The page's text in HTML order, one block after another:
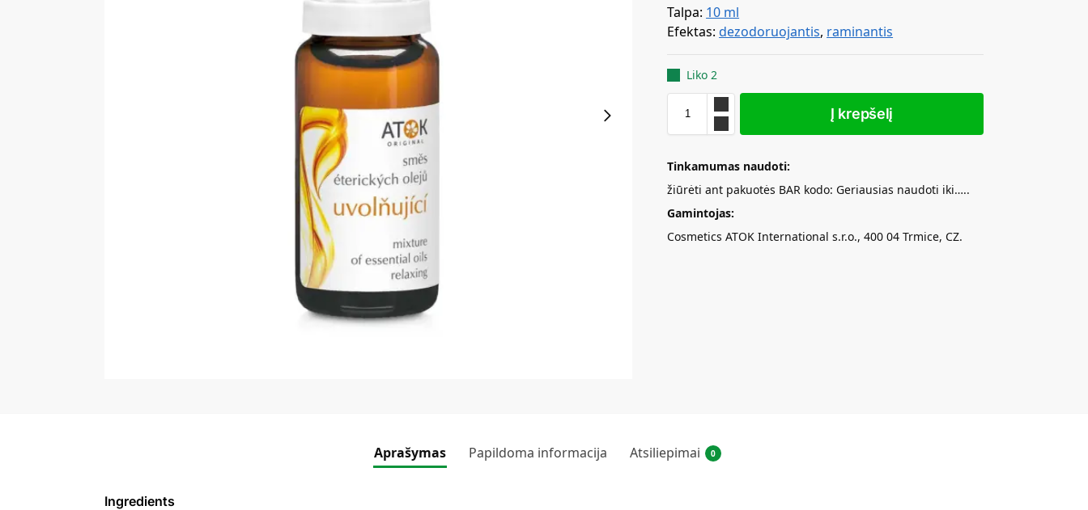
Talpa: 10 ml
Efektas:dezodoruojantis, raminantis
Liko 2
Į krepšelį
Tinkamumas naudoti:
žiūrėti ant pakuotės BAR kodo: Geriausias naudoti iki…..
Gamintojas:
Cosmetics ATOK International s.r.o., 400 04 Trmice, CZ.
Aprašymas Papildoma informacija Atsiliepimai 0
Ingredients